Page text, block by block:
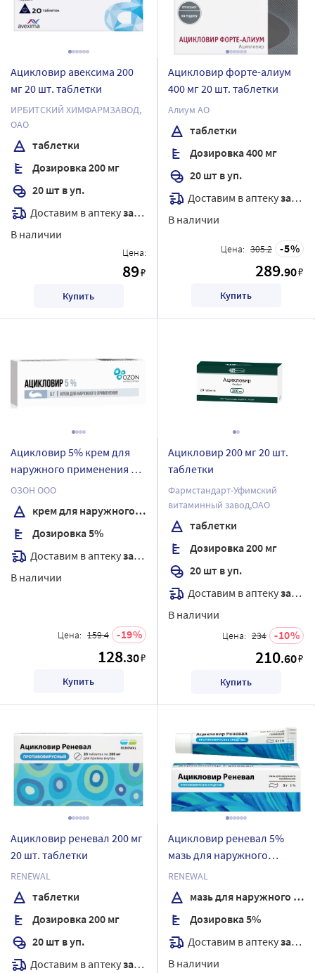
Ацикловир авексима 200
мг 20 шт. таблетки
ИРБИТСКИЙ ХИМФАРМЗАВОД,
ОАО
таблетки
Дозировка 200 мг
20 шт в уп.
Доставим в аптекузавтра
В наличии
Цена:
89₽
Купить
Ацикловир форте-алиум
400 мг 20 шт. таблетки
Алиум АО
таблетки
Дозировка 400 мг
20 шт в уп.
Доставим в аптекузавтра
В наличии
Цена: 305.2 5
289.90₽
Купить
Ацикловир 5% крем для
наружного применения 5
гр
ОЗОН ООО
крем для наружного применения
Дозировка 5%
Доставим в аптекузавтра
В наличии
Цена: 159.4 19
128.30₽
Купить
Ацикловир 200 мг 20 шт.
таблетки
Фармстандарт-Уфимский
витаминный завод,ОАО
таблетки
Дозировка 200 мг
20 шт в уп.
Доставим в аптекузавтра
В наличии
Цена: 234 10
210.60₽
Купить
Ацикловир реневал 200 мг
20 шт. таблетки
RENEWAL
таблетки
Дозировка 200 мг
20 шт в уп.
Доставим в аптекузавтра
Ацикловир реневал 5%
мазь для наружного
применения 5 гр
RENEWAL
мазь для наружного применения
Дозировка 5%
Доставим в аптекузавтра
В наличии